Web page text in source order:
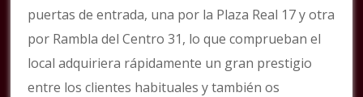
puertas de entrada, una por la Plaza Real 17 y otra
por Rambla del Centro 31, lo que comprueban el
local adquiriera rápidamente un gran prestigio
entre los clientes habituales y también os